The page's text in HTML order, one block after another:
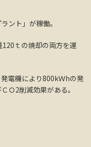
ント」が稼働。
ｔの焼却の両方を運
電機により800kＷhの発
Ｏ2削減効果がある。